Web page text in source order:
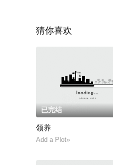
猜你喜欢
已完结
领养
Add a Plot»